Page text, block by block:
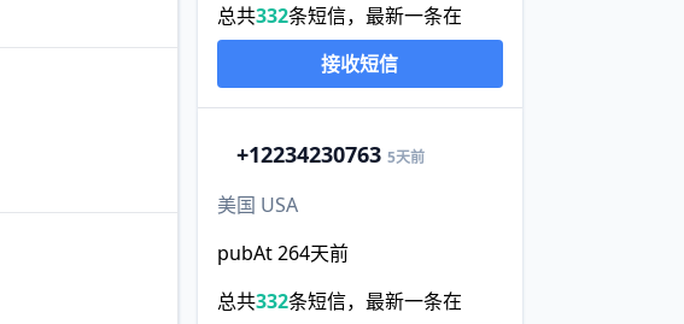
总共332条短信，最新一条在
接收短信
+12234230763 5天前
美国 USA
pubAt 264天前
总共332条短信，最新一条在